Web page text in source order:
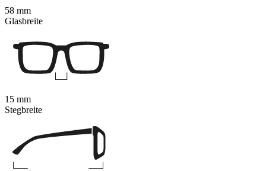
58 mm
Glasbreite
15 mm
Stegbreite